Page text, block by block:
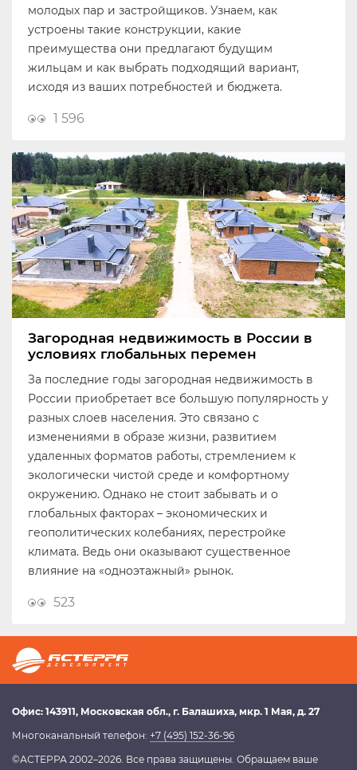
молодых пар и застройщиков. Узнаем, как
устроены такие конструкции, какие
преимущества они предлагают будущим
жильцам и как выбрать подходящий вариант,
исходя из ваших потребностей и бюджета.
1 596
Загородная недвижимость в России в
условиях глобальных перемен
За последние годы загородная недвижимость в
России приобретает все большую популярность у
разных слоев населения. Это связано с
изменениями в образе жизни, развитием
удаленных форматов работы, стремлением к
экологически чистой среде и комфортному
окружению. Однако не стоит забывать и о
глобальных факторах – экономических и
геополитических колебаниях, перестройке
климата. Ведь они оказывают существенное
влияние на «одноэтажный» рынок.
523
Офис: 143911, Московская обл., г. Балашиха, мкр. 1 Мая, д. 27
Многоканальный телефон: +7 (495) 152-36-96
©АСТЕРРА 2002–2026. Все права защищены. Обращаем ваше